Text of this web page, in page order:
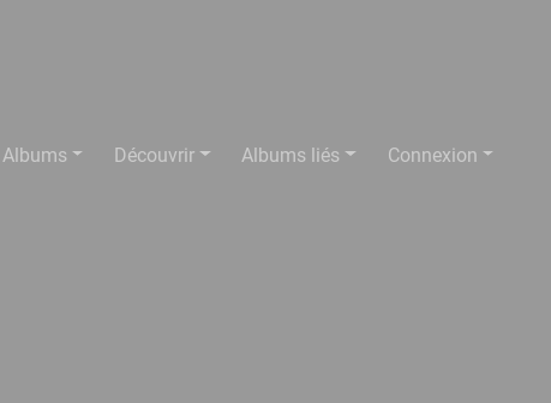
Albums Découvrir Albums liés Connexion